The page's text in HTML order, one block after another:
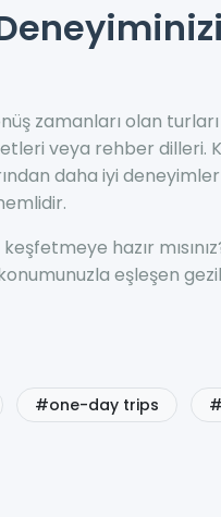
zamanları olan
veya rehber dilleri.
daha iyi
hazır
eşleşen
#one-day trips